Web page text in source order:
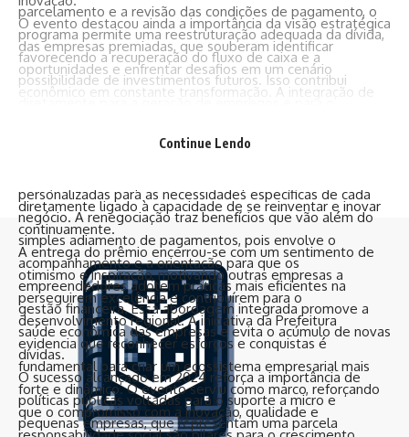
O evento destacou ainda a importância da visão estratégica
das empresas premiadas, que souberam identificar
oportunidades e enfrentar desafios em um cenário
econômico em constante transformação. A integração de
mostrou-se decisiva para que essas organizações se
diretamente ligado à capacidade de se reinventar e inovar
continuamente.
A entrega do prêmio encerrou-se com um sentimento de
otimismo e inspiração, motivando outras empresas a
perseguirem excelência e contribuírem para o
desenvolvimento regional. A iniciativa da Prefeitura
evidencia que reconhecer esforços e conquistas é
fundamental para criar um ecossistema empresarial mais
forte e dinâmico. O evento serviu como marco, reforçando
que o compromisso com a inovação, qualidade e
parcelamento e a revisão das condições de pagamento, o
programa permite uma reestruturação adequada da dívida,
favorecendo a recuperação do fluxo de caixa e a
possibilidade de investimentos futuros. Isso contribui
Além do impacto financeiro positivo, essa iniciativa mostra a
personalizadas para as necessidades específicas de cada
negócio. A renegociação traz benefícios que vão além do
simples adiamento de pagamentos, pois envolve o
acompanhamento e a orientação para que os
empreendedores adotem práticas mais eficientes na
gestão financeira. Essa abordagem integrada promove a
saúde econômica das empresas e evita o acúmulo de novas
dívidas.
O sucesso alcançado em 2024 reforça a importância de
políticas públicas voltadas para o suporte a micro e
pequenas empresas, que representam uma parcela
Continue Lendo